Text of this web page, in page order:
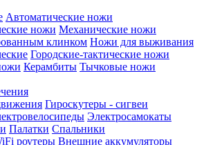
Автоматические ножи
ножи Механические ножи
клинком Ножи для выживания
Городские-тактические ножи
Керамбиты Тычковые ножи
Гироскутеры - сигвеи
Электросамокаты
Палатки Спальники
роутеры Внешние аккумуляторы